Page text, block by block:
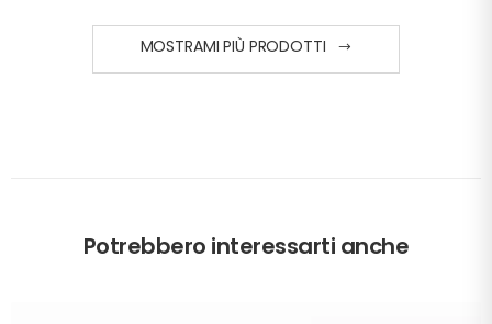
MOSTRAMI PIÙ PRODOTTI
Potrebbero interessarti anche